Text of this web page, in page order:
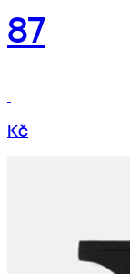
87
Kč